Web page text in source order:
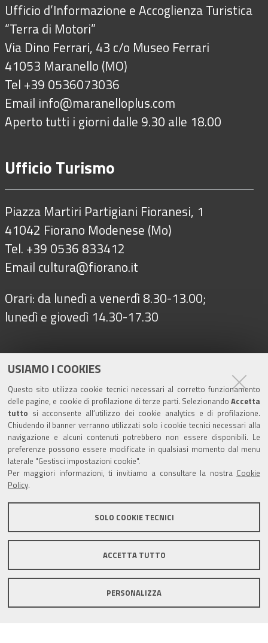
USIAMO I COOKIES
Questo sito utilizza cookie tecnici necessari al corretto funzionamento
delle pagine, e cookie di profilazione di terze parti. Selezionando Accetta
tutto si acconsente all’utilizzo dei cookie analytics e di profilazione.
Chiudendo il banner verranno utilizzati solo i cookie tecnici necessari alla
navigazione e alcuni contenuti potrebbero non essere disponibili. Le
preferenze possono essere modificate in qualsiasi momento dal menu
laterale "Gestisci impostazioni cookie".
Per maggiori informazioni, ti invitiamo a consultare la nostra Cookie
Policy.
SOLO COOKIE TECNICI
ACCETTA TUTTO
PERSONALIZZA
Ufficio d’Informazione e Accoglienza Turistica
“Terra di Motori”
Via Dino Ferrari, 43 c/o Museo Ferrari
41053 Maranello (MO)
Tel +39 0536073036
Email info@maranelloplus.com
Aperto tutti i giorni dalle 9.30 alle 18.00
Ufficio Turismo
Piazza Martiri Partigiani Fioranesi, 1
41042 Fiorano Modenese (Mo)
Tel. +39 0536 833412
Email cultura@fiorano.it
Orari: da lunedì a venerdì 8.30-13.00;
lunedì e giovedì 14.30-17.30
Seguici su
Turismo
Riserva di Nirano
Castello di Spezzano
Iscriviti alla nostra newsletter
Comune di Fiorano Modenese, Piazza Ciro Menotti, 1 -
41042 Fiorano Modenese (Mo) C.F. 84001590367 - P.IVA
00299940361 - PEC:comunefiorano@cert.fiorano.it
Privacy e Cookie Policy